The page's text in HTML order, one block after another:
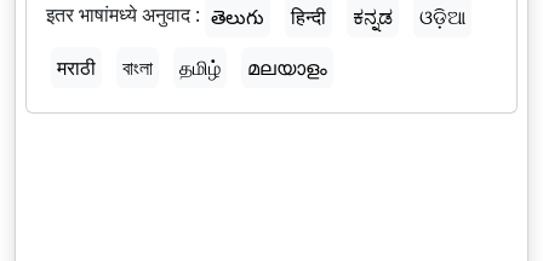
इतर भाषांमध्ये अनुवाद : తెలుగు हिन्दी ಕನ್ನಡ
ଓଡ଼ିଆ
मराठी
বাংলা தமிழ் മലയാളം